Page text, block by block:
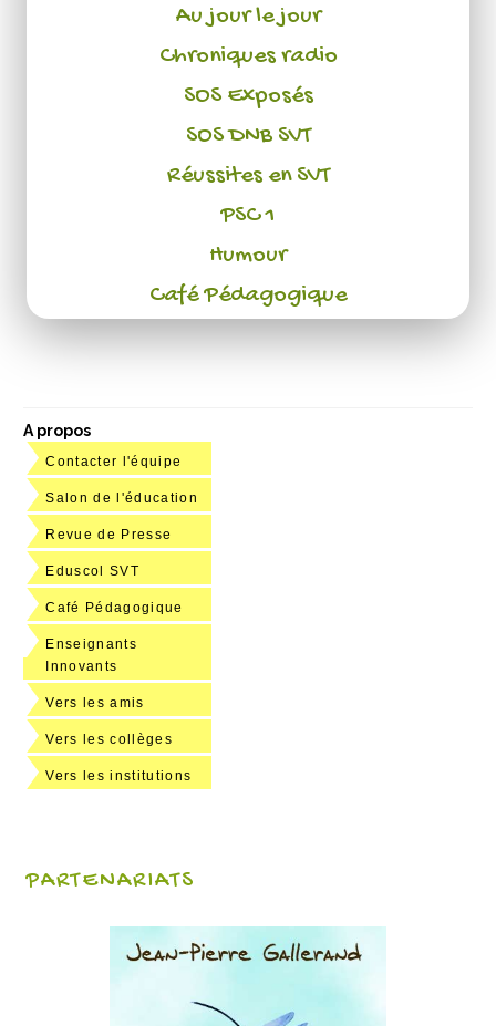
Au jour le jour
Chroniques radio
SOS Exposés
SOS DNB SVT
Réussites en SVT
PSC 1
Humour
Café Pédagogique
A propos
Contacter l'équipe
Salon de l'éducation
Revue de Presse
Eduscol SVT
Café Pédagogique
Enseignants
Innovants
Vers les amis
Vers les collèges
Vers les institutions
PARTENARIATS